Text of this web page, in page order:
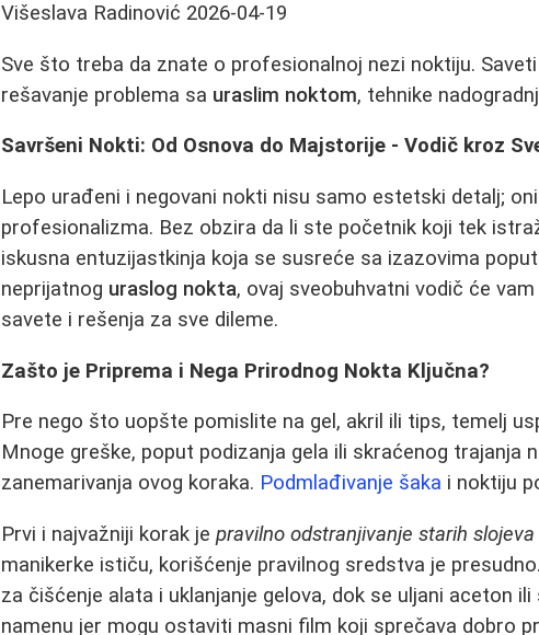
Višeslava Radinović 2026-04-19
Sve što treba da znate o profesionalnoj nezi noktiju.
rešavanje problema sa uraslim noktom, tehnike
Savršeni Nokti: Od Osnova do Majstorije - Vodič kroz
Lepo urađeni i negovani nokti nisu samo estetski detalj;
profesionalizma. Bez obzira da li ste početnik koji tek
iskusna entuzijastkinja koja se susreće sa izazovima poput
neprijatnog uraslog nokta, ovaj sveobuhvatni vodič će
savete i rešenja za sve dileme.
Zašto je Priprema i Nega Prirodnog Nokta Ključna?
Pre nego što uopšte pomislite na gel, akril ili tips, temelj
Mnoge greške, poput podizanja gela ili skraćenog trajanja
zanemarivanja ovog koraka. Podmlađivanje šaka i noktiju
Prvi i najvažniji korak jepravilno odstranjivanje starih
manikerke ističu, korišćenje pravilnog sredstva je
za čišćenje alata i uklanjanje gelova, dok se uljani aceton
namenu jer mogu ostaviti masni film koji sprečava dobro